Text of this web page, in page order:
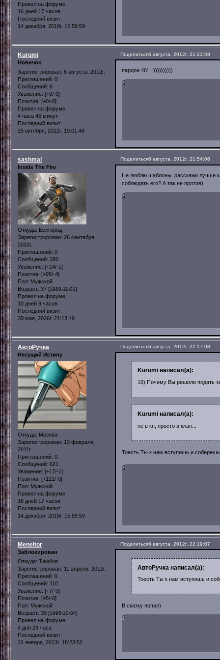
Провел на форуме:
16 дней 17 часов
Последний визит:
14 декабря, 2018г. 15:59:59
Поделиться6 августа, 2012г. 21:21:59
Kurumi
Новичок
Зарегистрирован: 6 августа, 2012г.
Приглашений: 0
Сообщений: 6
Уважение: [+0/-0]
Позитив: [+0/-0]
Провел на форуме:
4 часа 46 минут
Последний визит:
25 октября, 2012г. 19:01:48
пардон 46* =))))))))))
0
Поделиться6 августа, 2012г. 21:54:06
sashmal
Inside The Fire
Откуда: Белгород
Зарегистрирован: 26 сентября,
2010г.
Приглашений: 0
Сообщений: 386
Уважение: [+14/-1]
Позитив: [+95/-4]
Пол: Мужской
Возраст: 37 [1988-11-01]
Провел на форуме:
10 дней 9 часов
Последний визит:
30 мая, 2026г. 21:13:49
Не люблю шаблоны, расскажи лучше
соблюдать его? А так не против)
0
Поделиться6 августа, 2012г. 22:17:08
АвтоРучка
Несущий Истину
Откуда: Москва
Зарегистрирован: 13 февраля,
2011г.
Приглашений: 0
Сообщений: 621
Уважение: [+17/-1]
Позитив: [+121/-0]
Пол: Мужской
Провел на форуме:
16 дней 17 часов
Последний визит:
14 декабря, 2018г. 15:59:59
Kurumi написал(а):
16) Почему Вы решили подать
Kurumi написал(а):
не в кп, просто в клан...
Тоесть Ты к нам вступишь и
0
Поделиться6 августа, 2012г. 22:19:07
Meneltor
Заблокирован
Откуда: Тамбов
Зарегистрирован: 11 апреля, 2012г.
Приглашений: 0
Сообщений: 110
Уважение: [+7/-0]
Позитив: [+5/-0]
Пол: Мужской
Возраст: 30 [1995-10-04]
Провел на форуме:
4 дня 23 часа
Последний визит:
31 января, 2013г. 18:23:52
АвтоРучка написал(а):
Тоесть Ты к нам вступишь и
В сказку попал)
0